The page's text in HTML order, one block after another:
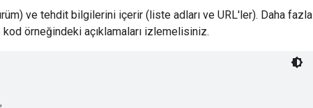
ve tehdit bilgilerini içerir (liste adları ve URL'ler). Daha fazla
kod örneğindeki açıklamaları izlemelisiniz.